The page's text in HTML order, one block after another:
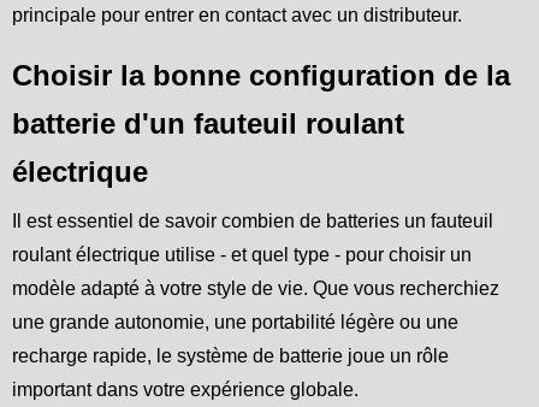
principale pour entrer en contact avec un distributeur.
Choisir la bonne configuration de la
batterie d'un fauteuil roulant
électrique
Il est essentiel de savoir combien de batteries un fauteuil
roulant électrique utilise - et quel type - pour choisir un
modèle adapté à votre style de vie. Que vous recherchiez
une grande autonomie, une portabilité légère ou une
recharge rapide, le système de batterie joue un rôle
important dans votre expérience globale.